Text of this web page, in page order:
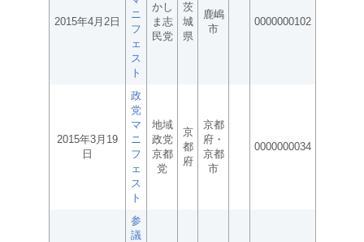
2015年4月2日
ニ
フ
ェ
ス
ト
かし
ま志
民党
茨
城
県
鹿嶋
市
0000000102
2015年3月19
日
政
党
マ
ニ
フ
ェ
ス
ト
地域
政党
京都
党
京
都
府
京都
府・
京都
市
0000000034
参
議